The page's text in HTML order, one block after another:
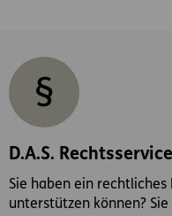
D.A.S.
Sie haben ein
unterstützen können?